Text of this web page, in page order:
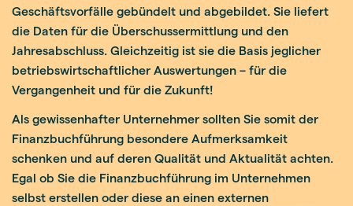
Geschäftsvorfälle gebündelt und abgebildet. Sie liefert
die Daten für die Überschussermittlung und den
Jahresabschluss. Gleichzeitig ist sie die Basis jeglicher
betriebswirtschaftlicher Auswertungen – für die
Vergangenheit und für die Zukunft!
Als gewissenhafter Unternehmer sollten Sie somit der
Finanzbuchführung besondere Aufmerksamkeit
schenken und auf deren Qualität und Aktualität achten.
Egal ob Sie die Finanzbuchführung im Unternehmen
selbst erstellen oder diese an einen externen